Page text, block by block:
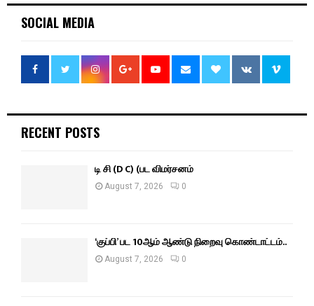
SOCIAL MEDIA
RECENT POSTS
டி சி (D C) (பட விமர்சனம்
August 7, 2026 0
‘குப்பி’ பட 10ஆம் ஆண்டு நிறைவு கொண்டாட்டம்..
August 7, 2026 0